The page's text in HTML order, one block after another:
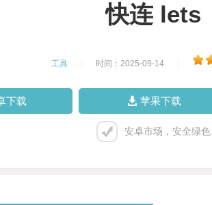
快连 lets
工具 时间：2025-09-14
下载 苹果下载
安卓市场，安全绿色